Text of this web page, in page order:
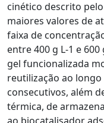
cinético descrito
maiores valores de
faixa de
entre 400 g L-1 e 600
gel funcionalizada
reutilização ao
consecutivos, além
térmica, de